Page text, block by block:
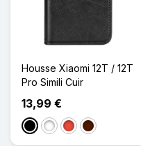
Housse Xiaomi 12T / 12T
Pro Simili Cuir
13,99 €
NoirBlancRougeMarron Foncé